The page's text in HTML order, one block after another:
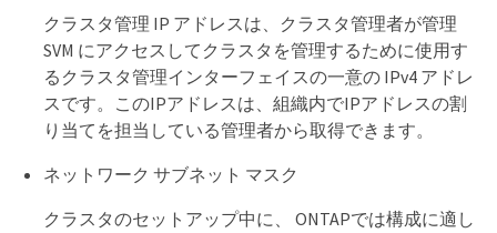
クラスタ管理 IP アドレスは、クラスタ管理者が管理
SVM にアクセスしてクラスタを管理するために使用す
るクラスタ管理インターフェイスの一意の IPv4 アドレ
スです。このIPアドレスは、組織内でIPアドレスの割
り当てを担当している管理者から取得できます。
ネットワーク サブネット マスク
クラスタのセットアップ中に、 ONTAPでは構成に適し